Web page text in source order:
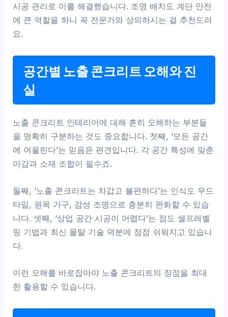
시공 관리로 이를 해결했습니다. 조명 배치도 계단 안전
에 큰 역할을 하니 꼭 전문가와 상의하시는 걸 추천드려
요.
공간별 노출 콘크리트 오해와 진
실
노출 콘크리트 인테리어에 대해 흔히 오해하는 부분들
을 명확히 구분하는 것도 중요합니다. 첫째, ‘모든 공간
에 어울린다’는 믿음은 편견입니다. 각 공간 특성에 맞춘
마감과 소재 조합이 필수죠.
둘째, ‘노출 콘크리트는 차갑고 불편하다’는 인식도 우드
타일, 원목 가구, 감성 조명으로 충분히 완화할 수 있습
니다. 셋째, ‘상업 공간 시공이 어렵다’는 점도 셀프레벨
링 기법과 최신 몰탈 기술 덕분에 점점 쉬워지고 있습니
다.
이런 오해를 바로잡아야 노출 콘크리트의 장점을 최대
한 활용할 수 있습니다.